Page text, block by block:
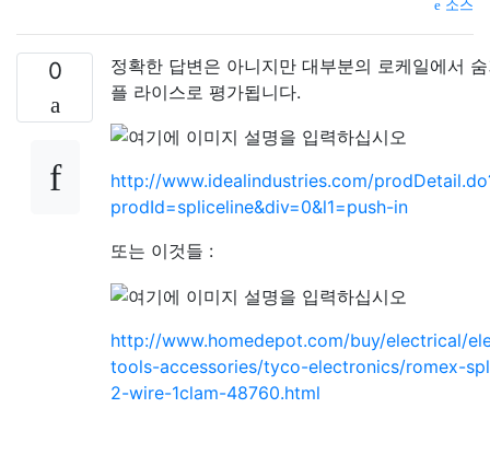
소스
0
정확한 답변은 아니지만 대부분의 로케일에서
플 라이스로 평가됩니다.
http://www.idealindustries.com/
prodId=spliceline&div=0&l1=push-in
또는 이것들 :
http://www.homedepot.com/buy/electrical/
tools-accessories/tyco-electronics/romex-
2-wire-1clam-48760.html